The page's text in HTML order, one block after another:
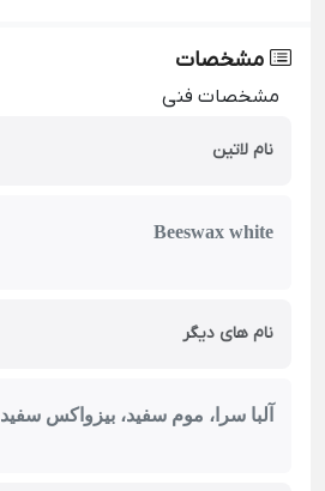
مشخصات
مشخصات فنی
نام لاتین
Beeswax white
نام های دیگر
آلبا سرا، موم سفید، بیزواکس سفید